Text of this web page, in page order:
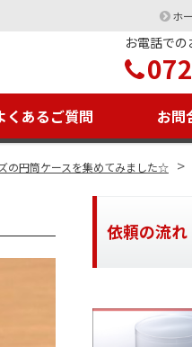
ホ
お電話で
くあるご質問 お問
の円筒ケースを集めてみました☆ >
依頼の流れ